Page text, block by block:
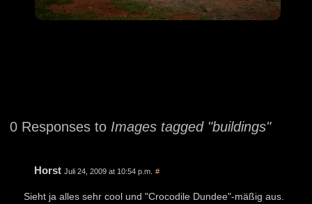
0 Responses to Images tagged "buildings"
Horst Juli 24, 2009 at 10:54 p.m. #
Sieht ja alles sehr cool und "Crocodile Dundee"-mäßig aus.